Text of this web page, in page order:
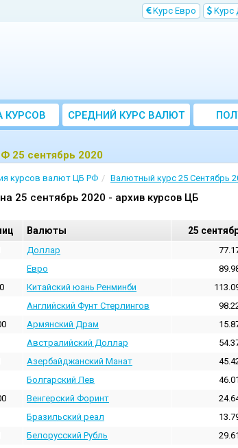
Kурс Евро Kурс
КУРСОВ
CРЕДНИЙ КУРС ВАЛЮТ
ЗА МЕСЯЦ
25 сентябрь 2020
курсов валют ЦБ РФ Валютный курс 25 Сентябрь
25 сентябрь 2020 - архив курсов ЦБ
Валюты 25
Доллар
Евро
Китайский юань Ренминби
Английский Фунт Стерлингов
Армянский Драм
Австралийский Доллар
Азербайджанский Манат
Болгарский Лев
Венгерский Форинт
Бразильский реал
Белорусский Рубль